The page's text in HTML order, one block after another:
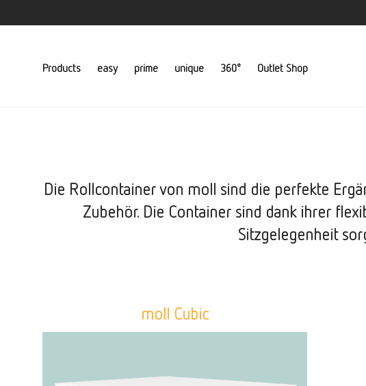
Products easy prime unique 360° Outlet Shop
Die Rollcontainer von moll sind die perfekte
Zubehör. Die Container sind dank ihrer
Sitzgelegenheit
moll Cubic